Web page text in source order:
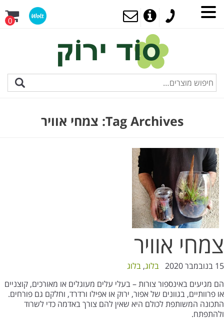
0
Tag Archives: צמחי אוויר
צמחי אוויר
15 בנובמבר 2020 בלוג, בלוג
הם מגיעים באינספור צורות – בעלי עלים מעוגלים או מאורכים, קוצניים
או פרוותיים, בגוונים של אפור, ירוק או אפילו ורדרד, וחלקם גם פורחים.
התכונה המשותפת לכולם היא שאין להם צורך באדמה כדי לשרוד
ולהתפתח.